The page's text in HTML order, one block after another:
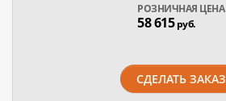
РОЗНИЧНАЯ ЦЕНА
58 615руб.
СДЕЛАТЬ ЗАКАЗ